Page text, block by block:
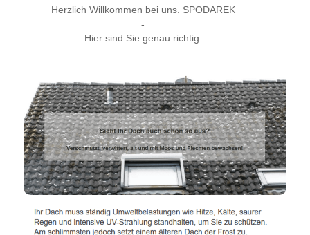
Herzlich Willkommen bei uns. SPODAREK
-
Hier sind Sie genau richtig.